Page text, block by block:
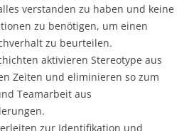
verstanden zu haben und keine
zu benötigen, um einen
zu beurteilen.
aktivieren Stereotype aus
Zeiten und eliminieren so zum
Teamarbeit aus
zur Identifikation und